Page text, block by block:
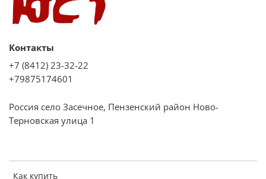
Как купить
Контакты
+7 (8412) 23-32-22
+79875174601
Россия село Засечное, Пензенский район Ново-
Терновская улица 1